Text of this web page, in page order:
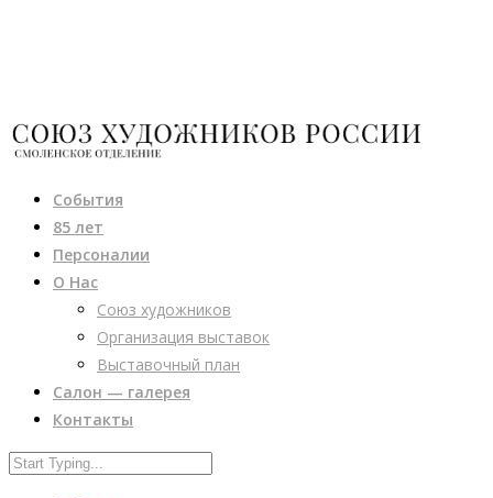
События
85 лет
Персоналии
О Нас
Союз художников
Организация выставок
Выставочный план
Салон — галерея
Контакты